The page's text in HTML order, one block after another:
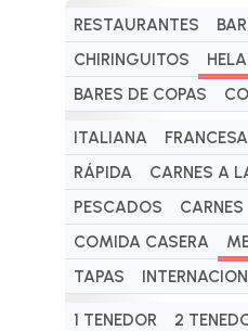
RESTAURANTES
CHIRINGUITOS
BARES DE COPAS
ITALIANA FRANCESA
RÁPIDA
CARNES A
PESCADOS
CARNES
COMIDA CASERA
TAPAS
1 TENEDOR 2